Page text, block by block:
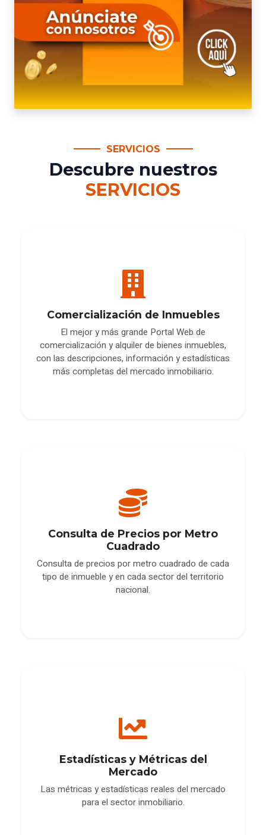
SERVICIOS
Descubre nuestros
SERVICIOS
Comercialización de Inmuebles
El mejor y más grande Portal Web de
comercialización y alquiler de bienes inmuebles,
con las descripciones, información y estadísticas
más completas del mercado inmobiliario.
Consulta de Precios por Metro
Cuadrado
Consulta de precios por metro cuadrado de cada
tipo de inmueble y en cada sector del territorio
nacional.
Estadísticas y Métricas del
Mercado
Las métricas y estadísticas reales del mercado
para el sector inmobiliario.